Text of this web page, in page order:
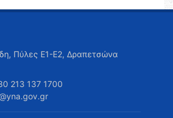
Πύλες Ε1-Ε2, Δραπετσώνα
213 137 1700